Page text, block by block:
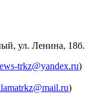
ул. Ленина, 18б.
trkz@yandex.ru)
)